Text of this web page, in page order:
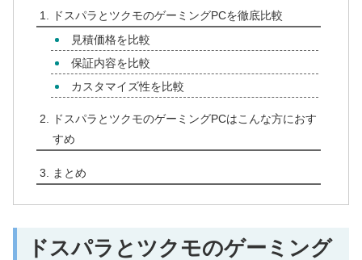
ドスパラとツクモのゲーミングPCを徹底比較
見積価格を比較
保証内容を比較
カスタマイズ性を比較
ドスパラとツクモのゲーミングPCはこんな方におす
すめ
まとめ
ドスパラとツクモのゲーミング